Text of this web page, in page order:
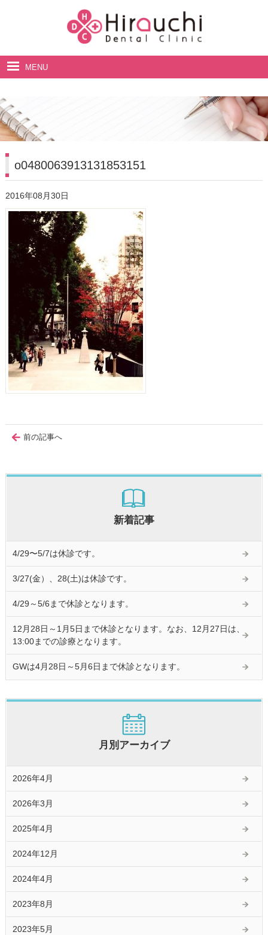
MENU
料金表
o0480063913131853151
2016年08月30日
前の記事へ
新着記事
4/29〜5/7は休診です。
3/27(金）、28(土)は休診です。
4/29～5/6まで休診となります。
12月28日～1月5日まで休診となります。なお、12月27日は、
13:00までの診療となります。
GWは4月28日～5月6日まで休診となります。
月別アーカイブ
2026年4月
2026年3月
2025年4月
2024年12月
2024年4月
2023年8月
2023年5月